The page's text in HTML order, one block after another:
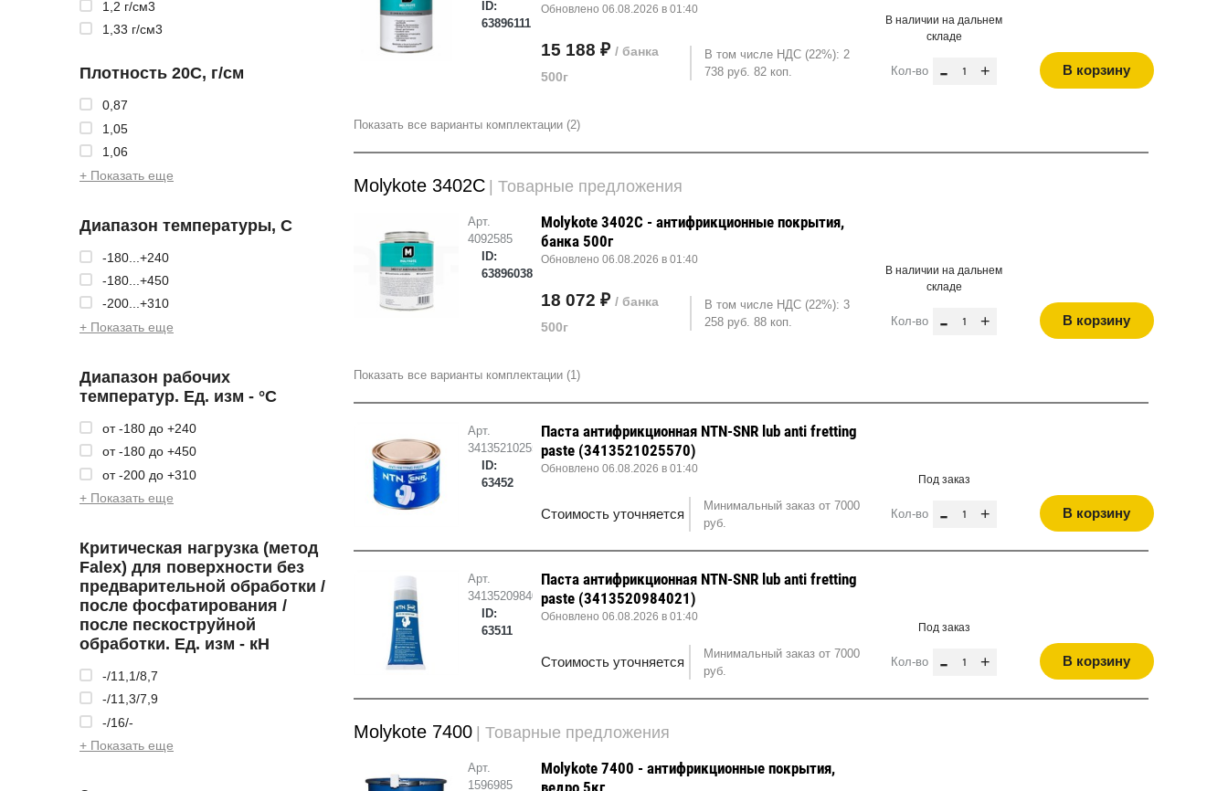
1,2 г/см3
1,33 г/см3
Плотность 20С, г/см
0,87
1,05
1,06
+ Показать еще
Диапазон температуры, С
-180...+240
-180...+450
-200...+310
+ Показать еще
Диапазон рабочих
температур. Ед. изм - °С
от -180 до +240
от -180 до +450
от -200 до +310
+ Показать еще
Критическая нагрузка (метод
Falex) для поверхности без
предварительной обработки /
после фосфатирования /
после пескоструйной
обработки. Ед. изм - кH
-/11,1/8,7
-/11,3/7,9
-/16/-
+ Показать еще
ID:
63896111
Обновлено 06.08.2026 в 01:40
15 188 ₽/ банка
500г
В том числе НДС (22%): 2
738 руб. 82 коп.
В наличии на дальнем
складе
Кол-во - + В корзину
Показать все варианты комплектации (2)
Molykote 3402C | Товарные предложения
Арт.
4092585
ID:
63896038
Molykote 3402C - антифрикционные покрытия,
банка 500г
Обновлено 06.08.2026 в 01:40
18 072 ₽/ банка
500г
В том числе НДС (22%): 3
258 руб. 88 коп.
В наличии на дальнем
складе
Кол-во - + В корзину
Показать все варианты комплектации (1)
Арт.
3413521025570
ID:
63452
Паста антифрикционная NTN-SNR lub anti fretting
paste (3413521025570)
Обновлено 06.08.2026 в 01:40
Стоимость уточняется
Минимальный заказ от 7000
руб.
Под заказ
Кол-во - + В корзину
Арт.
3413520984021
ID:
63511
Паста антифрикционная NTN-SNR lub anti fretting
paste (3413520984021)
Обновлено 06.08.2026 в 01:40
Стоимость уточняется
Минимальный заказ от 7000
руб.
Под заказ
Кол-во - + В корзину
Molykote 7400 | Товарные предложения
Арт.
1596985
Molykote 7400 - антифрикционные покрытия,